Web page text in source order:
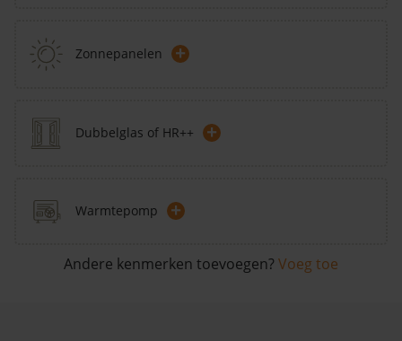
Zonnepanelen +
Dubbelglas of HR++ +
Warmtepomp +
Andere kenmerken toevoegen? Voeg toe